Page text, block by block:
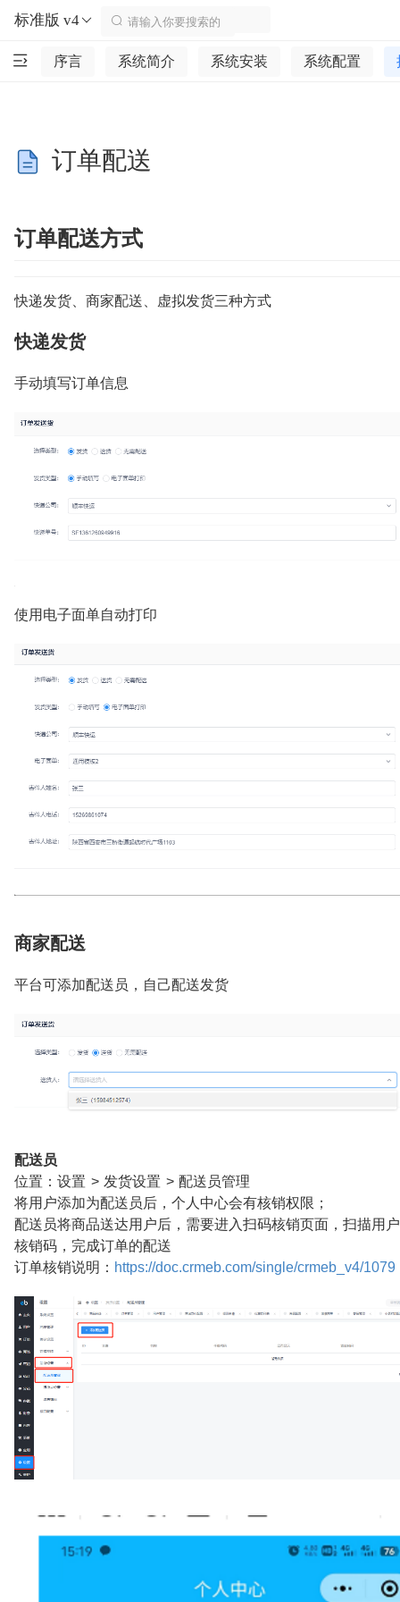
标准版 v4
序言 系统简介 系统安装 系统配置
订单配送
订单配送方式
快递发货、商家配送、虚拟发货三种方式
快递发货
手动填写订单信息
使用电子面单自动打印
商家配送
平台可添加配送员，自己配送发货
配送员
位置：设置 > 发货设置 > 配送员管理
将用户添加为配送员后，个人中心会有核销权限；
配送员将商品送达用户后，需要进入扫码核销页面，扫描用
核销码，完成订单的配送
订单核销说明： https://doc.crmeb.com/single/crmeb_v4/1079